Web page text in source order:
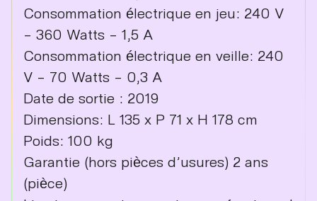
Consommation électrique en jeu: 240 V
– 360 Watts – 1,5 A
Consommation électrique en veille: 240
V – 70 Watts – 0,3 A
Date de sortie : 2019
Dimensions: L 135 x P 71 x H 178 cm
Poids: 100 kg
Garantie (hors pièces d’usures) 2 ans
(pièce)